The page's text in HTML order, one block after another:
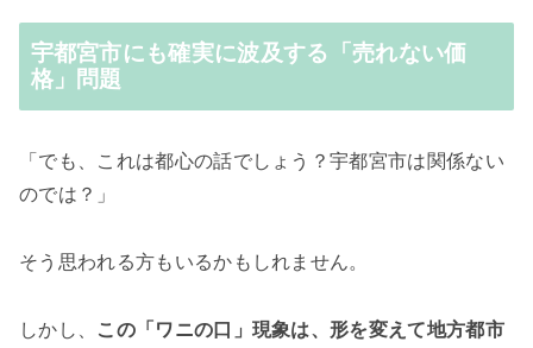
宇都宮市にも確実に波及する「売れない価
格」問題
「でも、これは都心の話でしょう？宇都宮市は関係ない
のでは？」
そう思われる方もいるかもしれません。
しかし、
この「ワニの口」現象は、形を変えて地方都市